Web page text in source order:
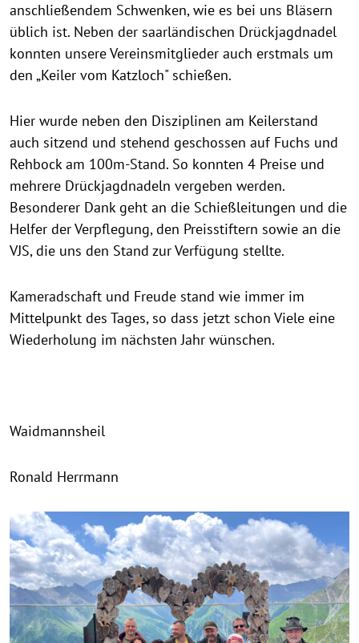
anschließendem Schwenken, wie es bei uns Bläsern
üblich ist. Neben der saarländischen Drückjagdnadel
konnten unsere Vereinsmitglieder auch erstmals um
den „Keiler vom Katzloch" schießen.
Hier wurde neben den Disziplinen am Keilerstand
auch sitzend und stehend geschossen auf Fuchs und
Rehbock am 100m-Stand. So konnten 4 Preise und
mehrere Drückjagdnadeln vergeben werden.
Besonderer Dank geht an die Schießleitungen und die
Helfer der Verpflegung, den Preisstiftern sowie an die
VJS, die uns den Stand zur Verfügung stellte.
Kameradschaft und Freude stand wie immer im
Mittelpunkt des Tages, so dass jetzt schon Viele eine
Wiederholung im nächsten Jahr wünschen.
Waidmannsheil
Ronald Herrmann